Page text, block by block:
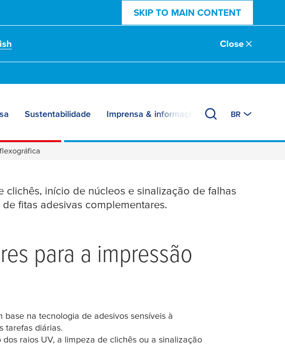
SKIP TO MAIN CONTENT
Close
Sustentabilidade Imprensa & informações BR
impressão
início de núcleos e sinalização de falhas
fitas adesivas complementares.
para a impressão
na tecnologia de adesivos sensíveis à
tarefas diárias.
raios UV, a limpeza de clichês ou a sinalização